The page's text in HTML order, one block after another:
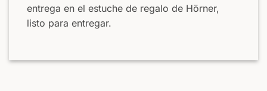
entrega en el estuche de regalo de Hörner,
listo para entregar.